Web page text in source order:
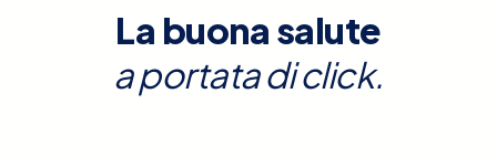
La buona salute
a portata di click.